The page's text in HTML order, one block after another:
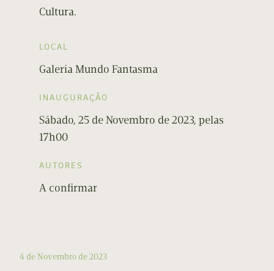
Cultura.
LOCAL
Galeria Mundo Fantasma
INAUGURAÇÃO
Sábado, 25 de Novembro de 2023, pelas
17h00
AUTORES
A confirmar
4 de Novembro de 2023